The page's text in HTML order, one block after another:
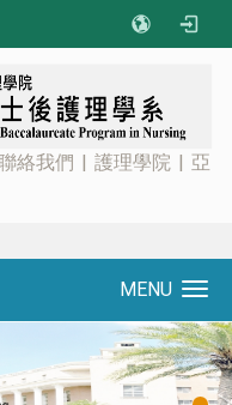
絡我們 | 護理學院 | 亞
MENU